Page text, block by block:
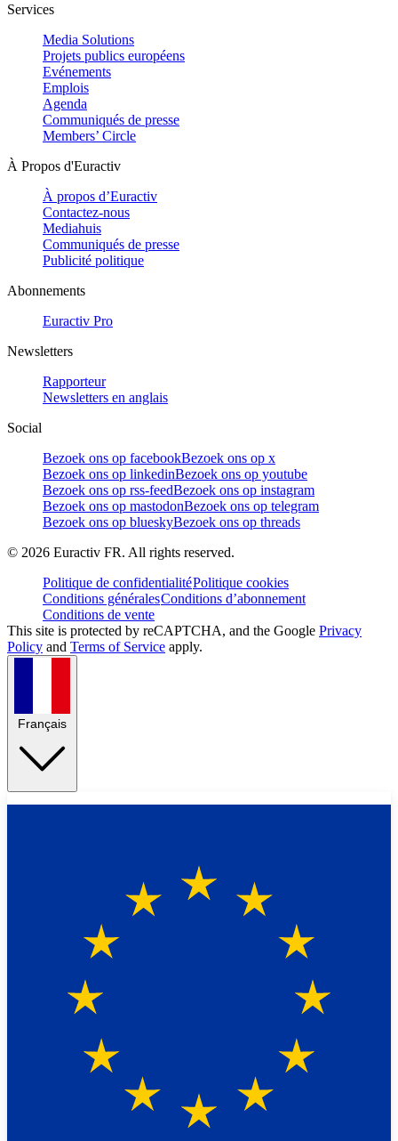
Services
Media Solutions
Projets publics européens
Evénements
Emplois
Agenda
Communiqués de presse
Members’ Circle
À Propos d'Euractiv
À propos d’Euractiv
Contactez-nous
Mediahuis
Communiqués de presse
Publicité politique
Abonnements
Euractiv Pro
Newsletters
Rapporteur
Newsletters en anglais
Social
Bezoek ons op facebookBezoek ons op x
Bezoek ons op linkedinBezoek ons op youtube
Bezoek ons op rss-feedBezoek ons op instagram
Bezoek ons op mastodonBezoek ons op telegram
Bezoek ons op blueskyBezoek ons op threads
© 2026 Euractiv FR. All rights reserved.
Politique de confidentialitéPolitique cookies
Conditions généralesConditions d’abonnement
Conditions de vente
This site is protected by reCAPTCHA, and the Google Privacy
Policy and Terms of Service apply.
Français